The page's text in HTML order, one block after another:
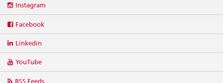
media
Instagram
Facebook
Linkedin
YouTube
RSS Feeds